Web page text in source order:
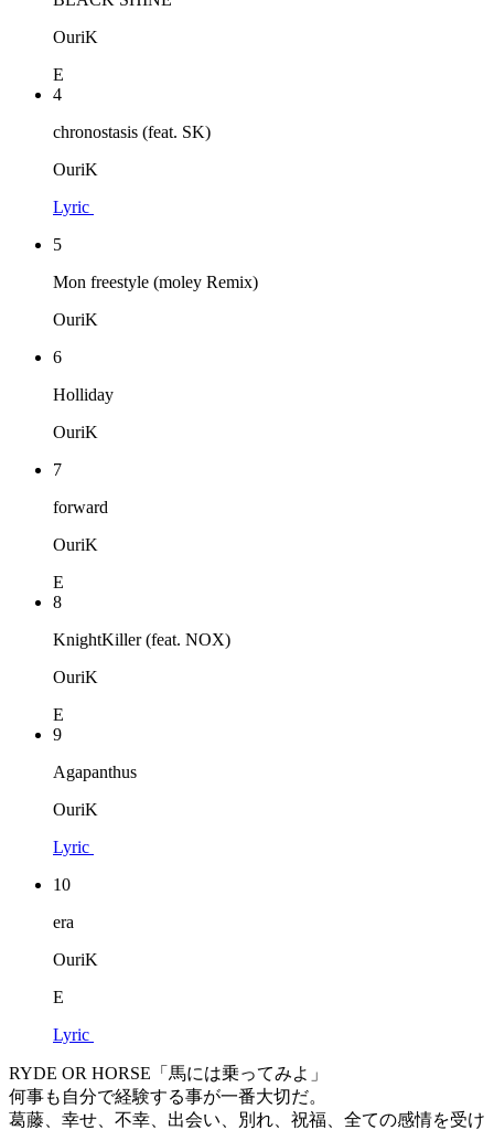
OuriK
E
4
chronostasis (feat. SK)
OuriK
Lyric
5
Mon freestyle (moley Remix)
OuriK
6
Holliday
OuriK
7
forward
OuriK
E
8
KnightKiller (feat. NOX)
OuriK
E
9
Agapanthus
OuriK
Lyric
10
era
OuriK
E
Lyric
RYDE OR HORSE「馬には乗ってみよ」
何事も自分で経験する事が一番大切だ。
葛藤、幸せ、不幸、出会い、別れ、祝福、全ての感情を受け